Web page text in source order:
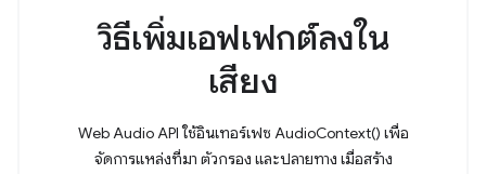
วิธีเพิ่มเอฟเฟกต์ลงใน
เสียง
Web Audio API ใช้อินเทอร์เฟซ AudioContext() เพื่อ
จัดการแหล่งที่มา ตัวกรอง และปลายทาง เมื่อสร้าง